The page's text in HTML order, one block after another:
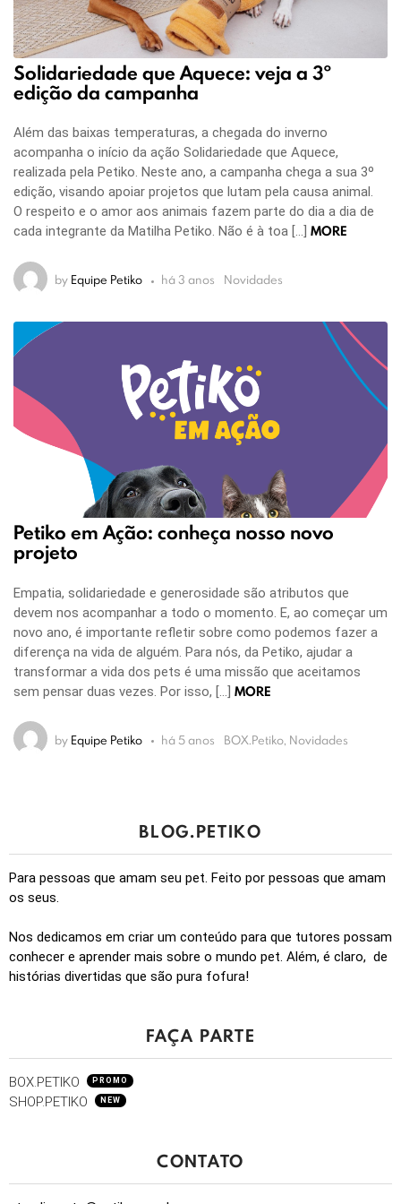
Solidariedade que Aquece: veja a 3º
edição da campanha
Além das baixas temperaturas, a chegada do inverno
acompanha o início da ação Solidariedade que Aquece,
realizada pela Petiko. Neste ano, a campanha chega a sua 3º
edição, visando apoiar projetos que lutam pela causa animal.
O respeito e o amor aos animais fazem parte do dia a dia de
cada integrante da Matilha Petiko. Não é à toa […] MORE
by Equipe Petiko há 3 anos Novidades
Petiko em Ação: conheça nosso novo
projeto
Empatia, solidariedade e generosidade são atributos que
devem nos acompanhar a todo o momento. E, ao começar um
novo ano, é importante refletir sobre como podemos fazer a
diferença na vida de alguém. Para nós, da Petiko, ajudar a
transformar a vida dos pets é uma missão que aceitamos
sem pensar duas vezes. Por isso, […] MORE
by Equipe Petiko há 5 anos BOX.Petiko, Novidades
BLOG.PETIKO
Para pessoas que amam seu pet. Feito por pessoas que amam
os seus.
Nos dedicamos em criar um conteúdo para que tutores possam
conhecer e aprender mais sobre o mundo pet. Além, é claro, de
histórias divertidas que são pura fofura!
FAÇA PARTE
BOX.PETIKO PROMO
SHOP.PETIKO NEW
CONTATO